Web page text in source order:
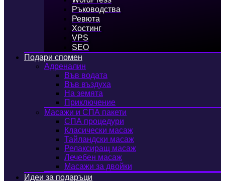
Ръководства
Ревюта
Хостинг
VPS
SEO
Подари спомен
Адреналин
Във водата
Във въздуха
На земята
Приключение
Масажи и СПА пакети
СПА процедури
Класически масаж
Тайландски масаж
Релаксиращ масаж
Лечебен масаж
Масажи за двойки
Идеи за подаръци